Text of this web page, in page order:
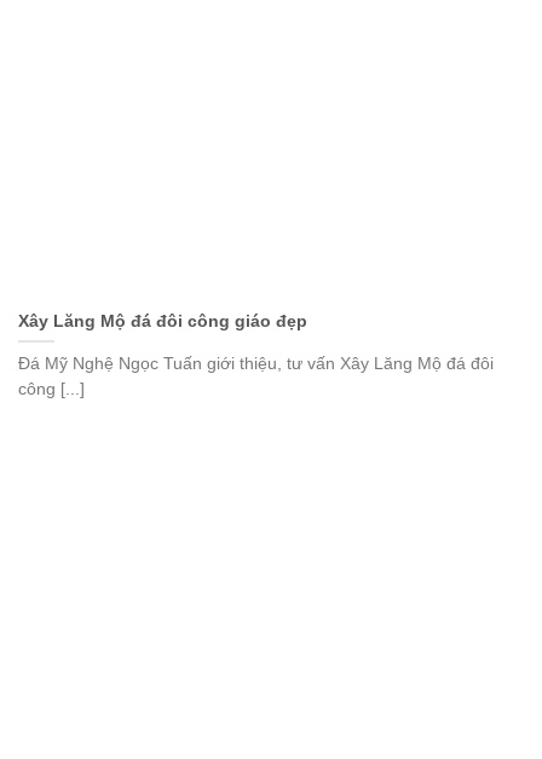
Xây Lăng Mộ đá đôi công giáo đẹp
Đá Mỹ Nghệ Ngọc Tuấn giới thiệu, tư vấn Xây Lăng Mộ đá đôi
công [...]